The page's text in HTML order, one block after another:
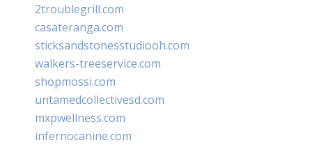
2troublegrill.com
casateranga.com
sticksandstonesstudiooh.com
walkers-treeservice.com
shopmossi.com
untamedcollectivesd.com
mxpwellness.com
infernocanine.com